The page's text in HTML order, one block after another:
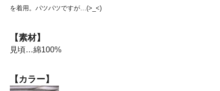
を着用。パツパツですが…(>_<)
【素材】
見頃…綿100%
【カラー】